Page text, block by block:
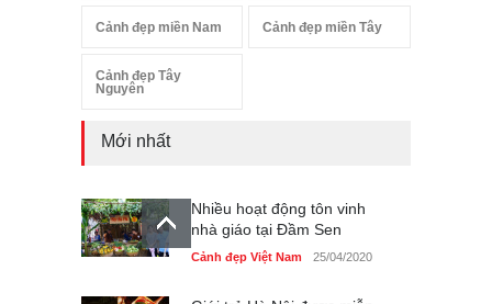
Cảnh đẹp miền Nam Cảnh đẹp miền Tây
Cảnh đẹp Tây
Nguyên
Mới nhất
Nhiều hoạt động tôn vinh
nhà giáo tại Đầm Sen
Cảnh đẹp Việt Nam 25/04/2020